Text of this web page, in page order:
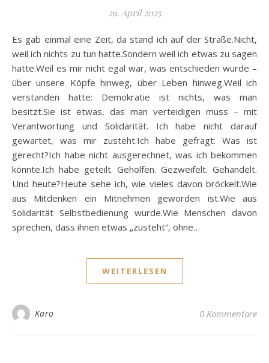
29. April 2025
Es gab einmal eine Zeit, da stand ich auf der Straße.Nicht,
weil ich nichts zu tun hatte.Sondern weil ich etwas zu sagen
hatte.Weil es mir nicht egal war, was entschieden wurde –
über unsere Köpfe hinweg, über Leben hinweg.Weil ich
verstanden hatte: Demokratie ist nichts, was man
besitzt.Sie ist etwas, das man verteidigen muss – mit
Verantwortung und Solidarität. Ich habe nicht darauf
gewartet, was mir zusteht.Ich habe gefragt: Was ist
gerecht?Ich habe nicht ausgerechnet, was ich bekommen
könnte.Ich habe geteilt. Geholfen. Gezweifelt. Gehandelt.
Und heute?Heute sehe ich, wie vieles davon bröckelt.Wie
aus Mitdenken ein Mitnehmen geworden ist.Wie aus
Solidarität Selbstbedienung wurde.Wie Menschen davon
sprechen, dass ihnen etwas „zusteht“, ohne…
WEITERLESEN
Karo 0 Kommentare